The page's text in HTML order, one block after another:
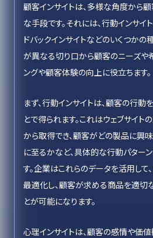
顧客インサイトは、多様な角度から
な手段です。それには、行動インサイト
ドバックインサイトなどのいくつかの
が異なる切り口から顧客のニーズや
ングや顧客体験の向上に役立ちます。
まず、行動インサイトは、顧客の行動
とで得られます。これはウェブサイ
から取得でき、顧客がどの製品に興
に至るかなど、具体的な行動パター
す。企業はこれらのデータを活用して
最適化し、顧客が求める商品を適切
とが可能になります。
心理インサイトは、顧客の感情や価